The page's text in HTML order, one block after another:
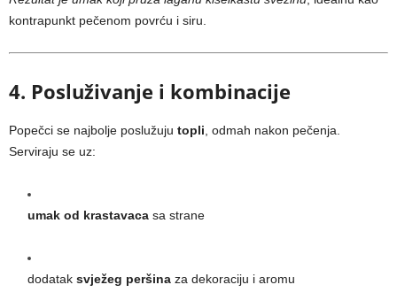
kontrapunkt pečenom povrću i siru.
4. Posluživanje i kombinacije
Popečci se najbolje poslužuju topli , odmah nakon pečenja.
Serviraju se uz:
umak od krastavaca sa strane
dodatak svježeg peršina za dekoraciju i aromu